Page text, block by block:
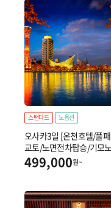
스탠다드 노옵션
오사카3일 [온천호텔/풀
교토/노면전차탑승/기모
베야경/하버랜드/오사카성
보리
499,000원~